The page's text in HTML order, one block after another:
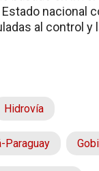
nacional
al control y
Hidrovía
Paraguay